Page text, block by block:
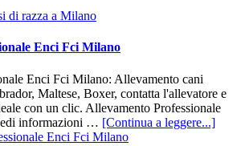
Enci Fci Milano
Enci Fci Milano: Allevamento cani
Maltese, Boxer, contatta l'allevatore e
con un clic. Allevamento Professionale
informazioni … [Continua a leggere...]
Enci Fci Milano